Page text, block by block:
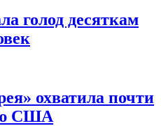
голод десяткам
охватила почти
США